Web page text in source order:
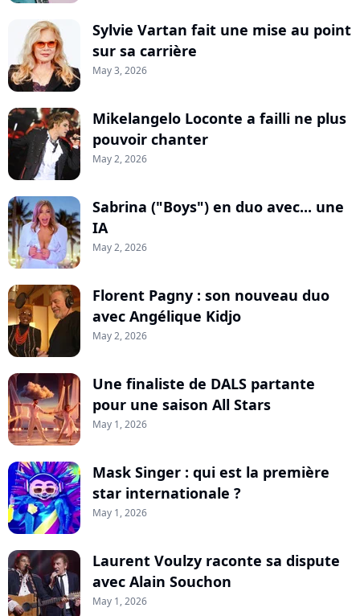
Sylvie Vartan fait une mise au point
sur sa carrière
May 3, 2026
Mikelangelo Loconte a failli ne plus
pouvoir chanter
May 2, 2026
Sabrina ("Boys") en duo avec... une
IA
May 2, 2026
Florent Pagny : son nouveau duo
avec Angélique Kidjo
May 2, 2026
Une finaliste de DALS partante
pour une saison All Stars
May 1, 2026
Mask Singer : qui est la première
star internationale ?
May 1, 2026
Laurent Voulzy raconte sa dispute
avec Alain Souchon
May 1, 2026